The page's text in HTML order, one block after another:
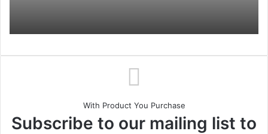
With Product You Purchase
Subscribe to our mailing list to